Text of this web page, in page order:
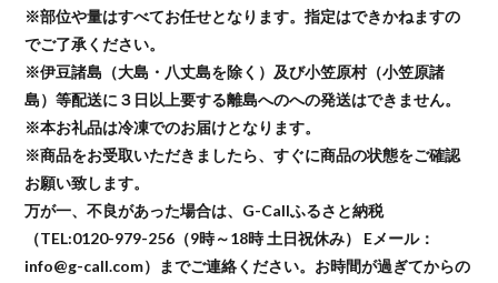
※部位や量はすべてお任せとなります。指定はできかねますの
でご了承ください。
※伊豆諸島（大島・八丈島を除く）及び小笠原村（小笠原諸
島）等配送に３日以上要する離島へのへの発送はできません。
※本お礼品は冷凍でのお届けとなります。
※商品をお受取いただきましたら、すぐに商品の状態をご確認
お願い致します。
万が一、不良があった場合は、G-Callふるさと納税
（TEL:0120-979-256（9時～18時 土日祝休み） Eメール：
info@g-call.com）までご連絡ください。お時間が過ぎてからの